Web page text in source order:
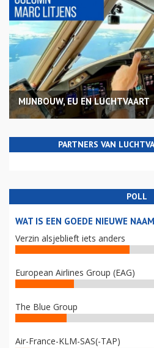
MIJNBOUW, EU EN LUCHTVAART
PARTNERS VAN
POLL
WAT IS EEN GOEDE NIEUWE
Verzin alsjeblieft iets anders
European Airlines Group (EAG)
The Blue Group
Air-France-KLM-SAS(-TAP)